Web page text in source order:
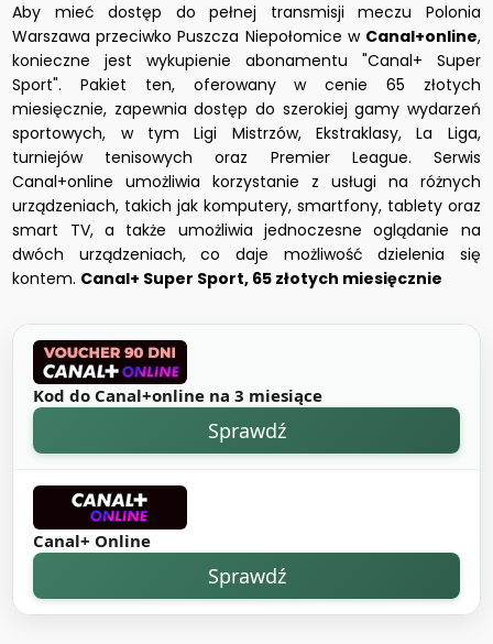
Aby mieć dostęp do pełnej transmisji meczu Polonia
Warszawa przeciwko Puszcza Niepołomice w Canal+online,
konieczne jest wykupienie abonamentu "Canal+ Super
Sport". Pakiet ten, oferowany w cenie 65 złotych
miesięcznie, zapewnia dostęp do szerokiej gamy wydarzeń
sportowych, w tym Ligi Mistrzów, Ekstraklasy, La Liga,
turniejów tenisowych oraz Premier League. Serwis
Canal+online umożliwia korzystanie z usługi na różnych
urządzeniach, takich jak komputery, smartfony, tablety oraz
smart TV, a także umożliwia jednoczesne oglądanie na
dwóch urządzeniach, co daje możliwość dzielenia się
kontem. Canal+ Super Sport, 65 złotych miesięcznie
Kod do Canal+online na 3 miesiące
Sprawdź
Canal+ Online
Sprawdź